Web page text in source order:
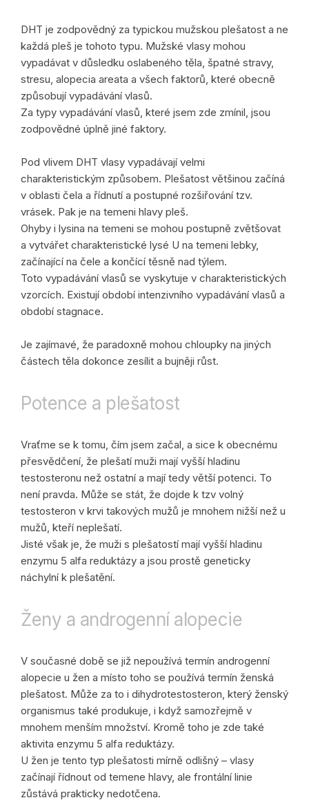
DHT je zodpovědný za typickou mužskou plešatost a ne
každá pleš je tohoto typu. Mužské vlasy mohou
vypadávat v důsledku oslabeného těla, špatné stravy,
stresu, alopecia areata a všech faktorů, které obecně
způsobují vypadávání vlasů.
Za typy vypadávání vlasů, které jsem zde zmínil, jsou
zodpovědné úplně jiné faktory.
Pod vlivem DHT vlasy vypadávají velmi
charakteristickým způsobem. Plešatost většinou začíná
v oblasti čela a řídnutí a postupné rozšiřování tzv.
vrásek. Pak je na temeni hlavy pleš.
Ohyby i lysina na temeni se mohou postupně zvětšovat
a vytvářet charakteristické lysé U na temeni lebky,
začínající na čele a končící těsně nad týlem.
Toto vypadávání vlasů se vyskytuje v charakteristických
vzorcích. Existují období intenzivního vypadávání vlasů a
období stagnace.
Je zajímavé, že paradoxně mohou chloupky na jiných
částech těla dokonce zesílit a bujněji růst.
Potence a plešatost
Vraťme se k tomu, čím jsem začal, a sice k obecnému
přesvědčení, že plešatí muži mají vyšší hladinu
testosteronu než ostatní a mají tedy větší potenci. To
není pravda. Může se stát, že dojde k tzv volný
testosteron v krvi takových mužů je mnohem nižší než u
mužů, kteří neplešatí.
Jisté však je, že muži s plešatostí mají vyšší hladinu
enzymu 5 alfa reduktázy a jsou prostě geneticky
náchylní k plešatění.
Ženy a androgenní alopecie
V současné době se již nepoužívá termín androgenní
alopecie u žen a místo toho se používá termín ženská
plešatost. Může za to i dihydrotestosteron, který ženský
organismus také produkuje, i když samozřejmě v
mnohem menším množství. Kromě toho je zde také
aktivita enzymu 5 alfa reduktázy.
U žen je tento typ plešatosti mírně odlišný – vlasy
začínají řídnout od temene hlavy, ale frontální linie
zůstává prakticky nedotčena.